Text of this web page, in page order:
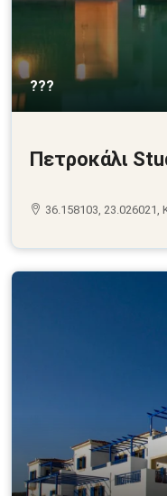
???
Πετροκάλι
36.158103, 23.026021,